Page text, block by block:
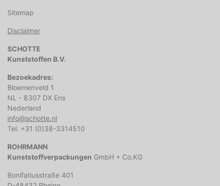
Sitemap
Disclaimer
SCHOTTE
Kunststoffen B.V.
Bezoekadres:
Bloemenveld 1
NL - 8307 DX Ens
Nederland
info@schotte.nl
Tel. +31 (0)38-3314510
ROHRMANN
Kunststoffverpackungen GmbH + Co.KG
Bonifatiusstraße 401